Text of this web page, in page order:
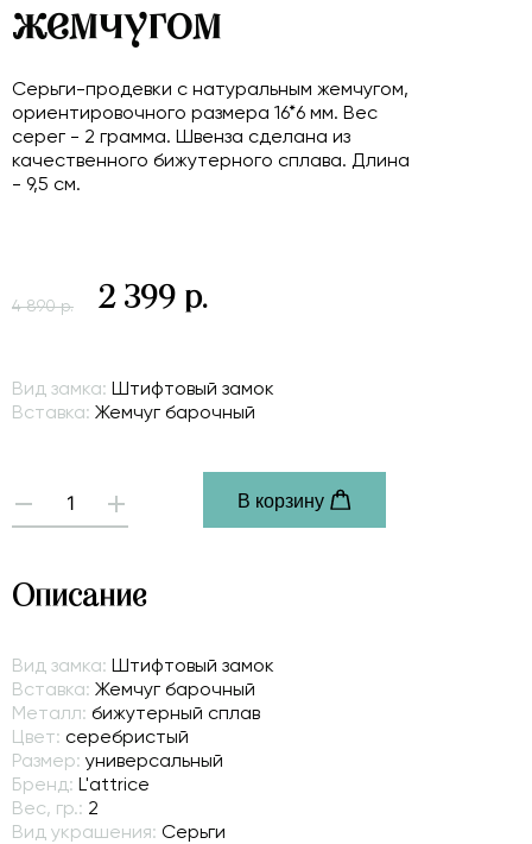
жемчугом
Серьги-продевки с натуральным жемчугом,
ориентировочного размера 16*6 мм. Вес
серег - 2 грамма. Швенза сделана из
качественного бижутерного сплава. Длина
- 9,5 см.
4 890 р. 2 399 р.
Вид замка: Штифтовый замок
Вставка: Жемчуг барочный
- +
В корзину
Описание
Вид замка: Штифтовый замок
Вставка: Жемчуг барочный
Металл: бижутерный сплав
Цвет: серебристый
Размер: универсальный
Бренд: L'attrice
Вес, гр.: 2
Вид украшения: Серьги